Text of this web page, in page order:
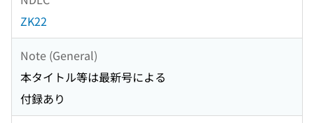
ZK22
Note (General)
本タイトル等は最新号による
付録あり